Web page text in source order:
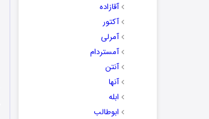
آقازاده
آکتور
آمرلی
آمستردام
آنتن
آنها
ابله
ابوطالب